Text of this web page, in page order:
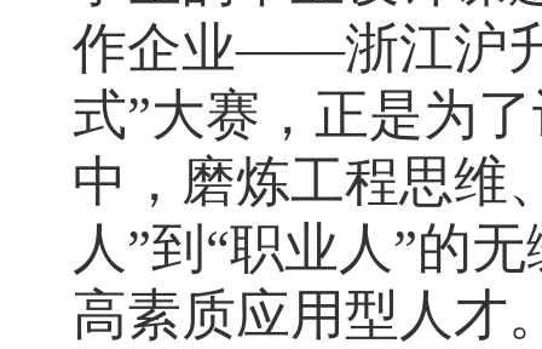
作企业——浙江沪
式”大赛，正是为
中，磨炼工程思维
人”到“职业人”的
高素质应用型人才